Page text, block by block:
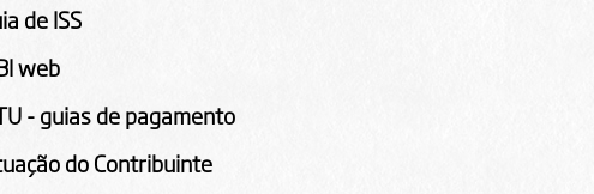
de ISS
web
- guias de pagamento
do Contribuinte